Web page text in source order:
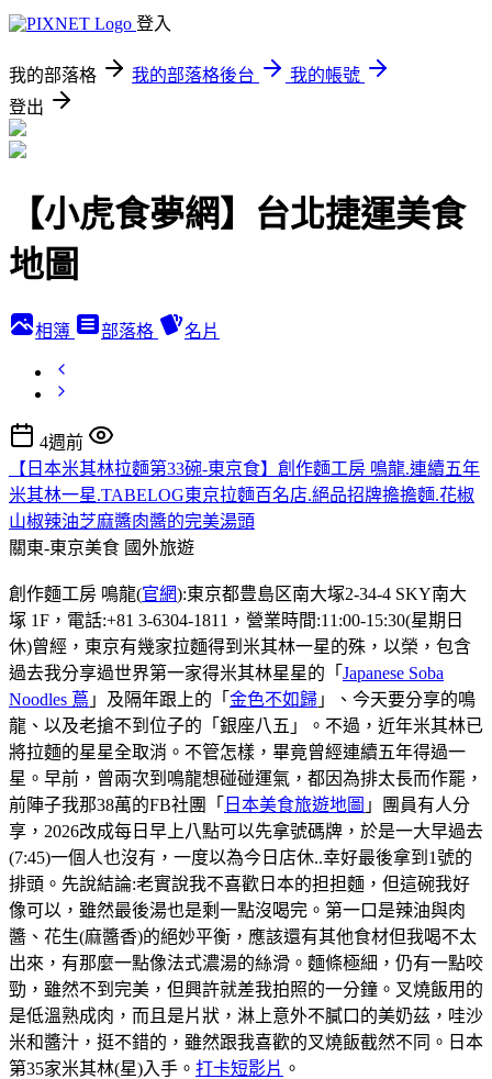
登入
我的部落格 我的部落格後台
我的帳號
登出
【小虎食夢網】台北捷運美食
地圖
相簿 部落格 名片
4週前
【日本米其林拉麵第33碗-東京食】創作麵工房 鳴龍.連續五年
米其林一星.TABELOG東京拉麵百名店.絕品招牌擔擔麵.花椒
山椒辣油芝麻醬肉醬的完美湯頭
關東-東京美食 國外旅遊
創作麵工房 鳴龍(官網):東京都豊島区南大塚2-34-4 SKY南大
塚 1F，電話:+81 3-6304-1811，營業時間:11:00-15:30(星期日
休)曾經，東京有幾家拉麵得到米其林一星的殊，以榮，包含
過去我分享過世界第一家得米其林星星的「 Japanese Soba
Noodles 蔦 」及隔年跟上的「 金色不如歸 」、今天要分享的鳴
龍、以及老搶不到位子的「銀座八五」。不過，近年米其林已
將拉麵的星星全取消。不管怎樣，畢竟曾經連續五年得過一
星。早前，曾兩次到鳴龍想碰碰運氣，都因為排太長而作罷，
前陣子我那38萬的FB社團「 日本美食旅遊地圖 」團員有人分
享，2026改成每日早上八點可以先拿號碼牌，於是一大早過去
(7:45)一個人也沒有，一度以為今日店休..幸好最後拿到1號的
排頭。先說結論:老實說我不喜歡日本的担担麵，但這碗我好
像可以，雖然最後湯也是剩一點沒喝完。第一口是辣油與肉
醬、花生(麻醬香)的絕妙平衡，應該還有其他食材但我喝不太
出來，有那麼一點像法式濃湯的絲滑。麵條極細，仍有一點咬
勁，雖然不到完美，但興許就差我拍照的一分鐘。叉燒飯用的
是低溫熟成肉，而且是片狀，淋上意外不膩口的美奶茲，哇沙
米和醬汁，挺不錯的，雖然跟我喜歡的叉燒飯截然不同。日本
第35家米其林(星)入手。 打卡短影片 。